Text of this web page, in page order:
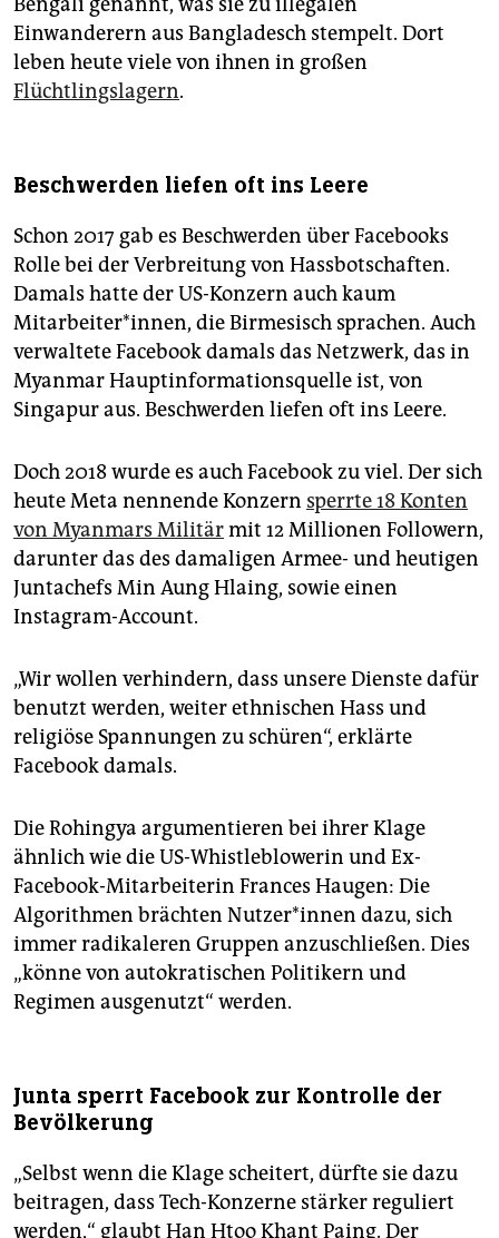
Einwanderern aus Bangladesch stempelt. Dort
leben heute viele von ihnen in großen
Flüchtlingslagern.
Beschwerden liefen oft ins Leere
Schon 2017 gab es Beschwerden über Facebooks
Rolle bei der Verbreitung von Hassbotschaften.
Damals hatte der US-Konzern auch kaum
Mitarbeiter*innen, die Birmesisch sprachen. Auch
verwaltete Facebook damals das Netzwerk, das in
Myanmar Haupt­in­for­ma­tions­quelle ist, von
Singapur aus. Beschwerden liefen oft ins Leere.
Doch 2018 wurde es auch Facebook zu viel. Der sich
heute Meta nennende Konzern sperrte 18 Konten
von Myanmars Militärmit 12 Millionen Followern,
darunter das des damaligen Armee- und heutigen
Juntachefs Min Aung Hlaing, sowie einen
Instagram-Account.
„Wir wollen verhindern, dass unsere Dienste dafür
benutzt werden, weiter ethnischen Hass und
religiöse Spannungen zu schüren“, erklärte
Facebook damals.
Die Rohingya argumentieren bei ihrer Klage
ähnlich wie die US-Whistle­blowerin und Ex-
Facebook-Mitarbeiterin Frances Haugen: Die
Algorithmen brächten Nut­ze­r*in­nen dazu, sich
immer radikaleren Gruppen anzuschließen. Dies
„könne von autokratischen Politikern und
Regimen ausgenutzt“ werden.
Junta sperrt Facebook zur Kontrolle der
Bevölkerung
„Selbst wenn die Klage scheitert, dürfte sie dazu
beitragen, dass Tech-Konzerne stärker reguliert
werden,“ glaubt Han Htoo Khant Paing. Der